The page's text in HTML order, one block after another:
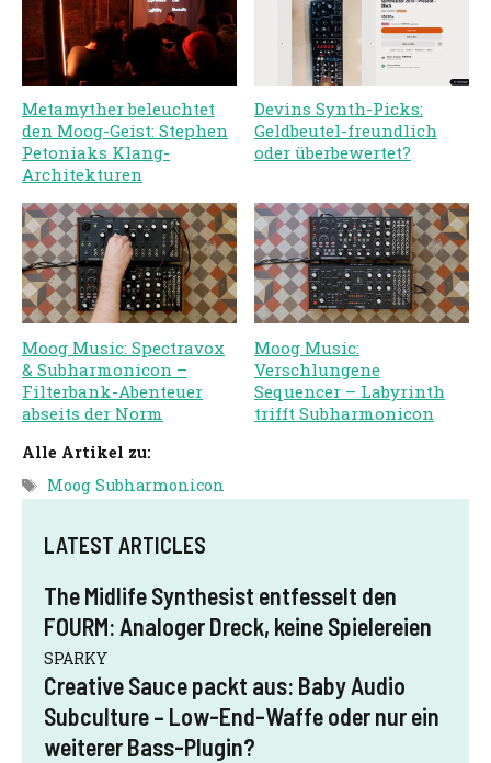
Metamyther beleuchtet
den Moog-Geist: Stephen
Petoniaks Klang-
Architekturen
Devins Synth-Picks:
Geldbeutel-freundlich
oder überbewertet?
Moog Music: Spectravox
& Subharmonicon –
Filterbank-Abenteuer
abseits der Norm
Moog Music:
Verschlungene
Sequencer – Labyrinth
trifft Subharmonicon
Alle Artikel zu:
Schlagwörter
Moog Subharmonicon
LATEST ARTICLES
The Midlife Synthesist entfesselt den
FOURM: Analoger Dreck, keine Spielereien
SPARKY
Creative Sauce packt aus: Baby Audio
Subculture – Low-End-Waffe oder nur ein
weiterer Bass-Plugin?